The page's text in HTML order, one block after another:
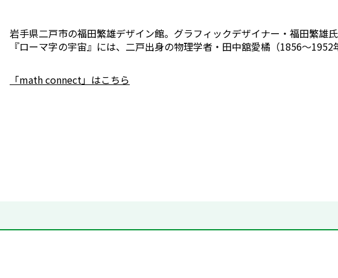
岩手県二戸市の福田繁雄デザイン館。グラフィックデザイナー・福田繁雄
『ローマ字の宇宙』には、二戸出身の物理学者・田中舘愛橘（1856〜1952
「math connect」はこちら